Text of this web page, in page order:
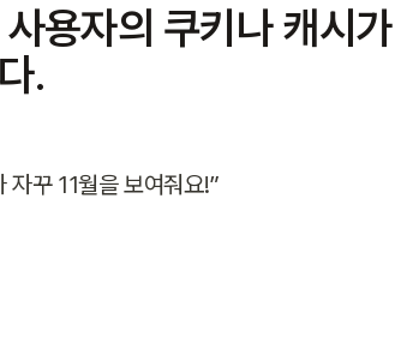
용자의 쿠키나 캐시가
.
꾸 11월을 보여줘요!”